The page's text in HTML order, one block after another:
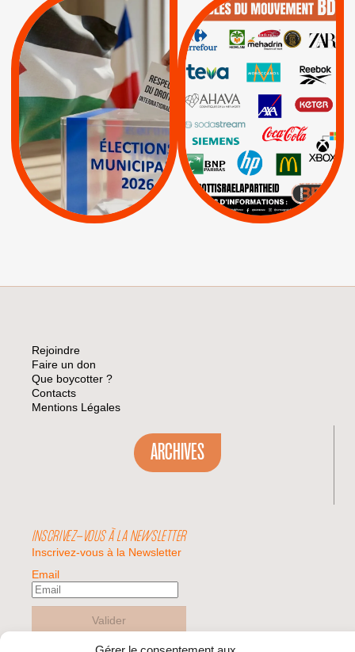
MUNICIPALES 2026 :
JE VOTE POUR LE
RESPECT DU DROIT
INTERNATIONAL EN
PALESTINE
APPELS | Actus |
Espaces Sans
Apartheid
| Lettres d'interpellation
Pétitions
QUE BOYCOTTER ?
BOYCOTT /
AXA BNP | CAF |
Carrefour | HP |
Keter |
Livres et brochures |
Mehadrin | PUMA
Sodastream |
Visuels, tracts,
affiches,...
Rejoindre
Faire un don
Que boycotter ?
Contacts
Mentions Légales
ARCHIVES
INSCRIVEZ-VOUS À LA NEWSLETTER
Inscrivez-vous à la Newsletter
Email
Valider